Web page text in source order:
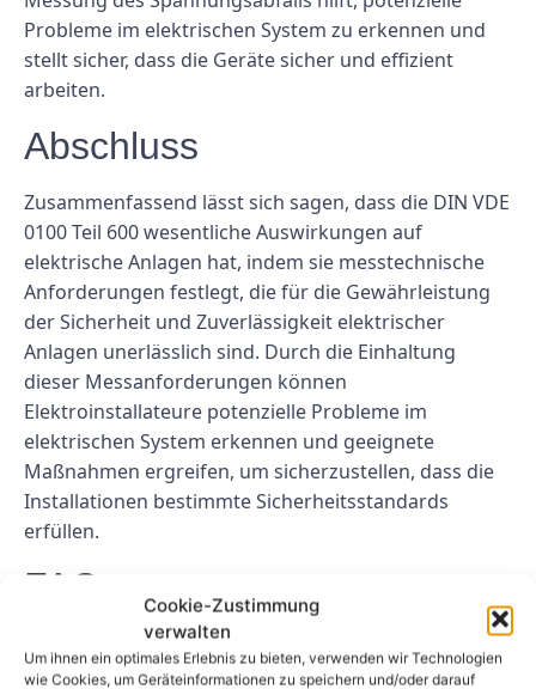
Cookie-Zustimmung
verwalten
Um ihnen ein optimales Erlebnis zu bieten, verwenden wir Technologien
wie Cookies, um Geräteinformationen zu speichern und/oder darauf
Probleme im elektrischen System zu erkennen und
stellt sicher, dass die Geräte sicher und effizient
arbeiten.
Abschluss
Zusammenfassend lässt sich sagen, dass die DIN VDE
0100 Teil 600 wesentliche Auswirkungen auf
elektrische Anlagen hat, indem sie messtechnische
Anforderungen festlegt, die für die Gewährleistung
der Sicherheit und Zuverlässigkeit elektrischer
Anlagen unerlässlich sind. Durch die Einhaltung
dieser Messanforderungen können
Elektroinstallateure potenzielle Probleme im
elektrischen System erkennen und geeignete
Maßnahmen ergreifen, um sicherzustellen, dass die
Installationen bestimmte Sicherheitsstandards
erfüllen.
FAQs
Welche Folgen hat die